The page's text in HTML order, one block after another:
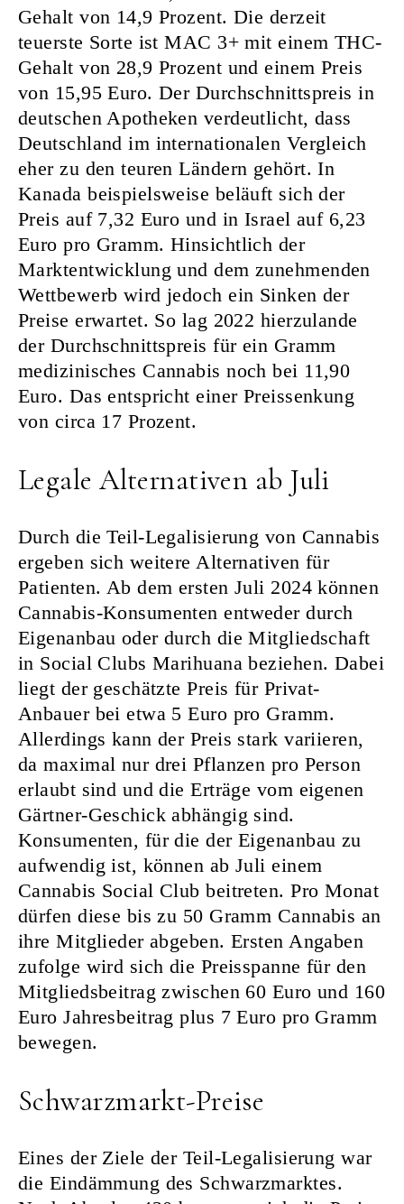
Gehalt von 14,9 Prozent. Die derzeit
teuerste Sorte ist MAC 3+ mit einem THC-
Gehalt von 28,9 Prozent und einem Preis
von 15,95 Euro. Der Durchschnittspreis in
deutschen Apotheken verdeutlicht, dass
Deutschland im internationalen Vergleich
eher zu den teuren Ländern gehört. In
Kanada beispielsweise beläuft sich der
Preis auf 7,32 Euro und in Israel auf 6,23
Euro pro Gramm. Hinsichtlich der
Marktentwicklung und dem zunehmenden
Wettbewerb wird jedoch ein Sinken der
Preise erwartet. So lag 2022 hierzulande
der Durchschnittspreis für ein Gramm
medizinisches Cannabis noch bei 11,90
Euro. Das entspricht einer Preissenkung
von circa 17 Prozent.
Legale Alternativen ab Juli
Durch die Teil-Legalisierung von Cannabis
ergeben sich weitere Alternativen für
Patienten. Ab dem ersten Juli 2024 können
Cannabis-Konsumenten entweder durch
Eigenanbau oder durch die Mitgliedschaft
in Social Clubs Marihuana beziehen. Dabei
liegt der geschätzte Preis für Privat-
Anbauer bei etwa 5 Euro pro Gramm.
Allerdings kann der Preis stark variieren,
da maximal nur drei Pflanzen pro Person
erlaubt sind und die Erträge vom eigenen
Gärtner-Geschick abhängig sind.
Konsumenten, für die der Eigenanbau zu
aufwendig ist, können ab Juli einem
Cannabis Social Club beitreten. Pro Monat
dürfen diese bis zu 50 Gramm Cannabis an
ihre Mitglieder abgeben. Ersten Angaben
zufolge wird sich die Preisspanne für den
Mitgliedsbeitrag zwischen 60 Euro und 160
Euro Jahresbeitrag plus 7 Euro pro Gramm
bewegen.
Schwarzmarkt-Preise
Eines der Ziele der Teil-Legalisierung war
die Eindämmung des Schwarzmarktes.